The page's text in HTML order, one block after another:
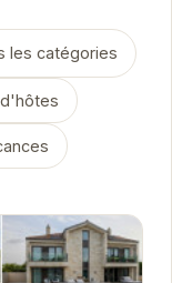
les catégories